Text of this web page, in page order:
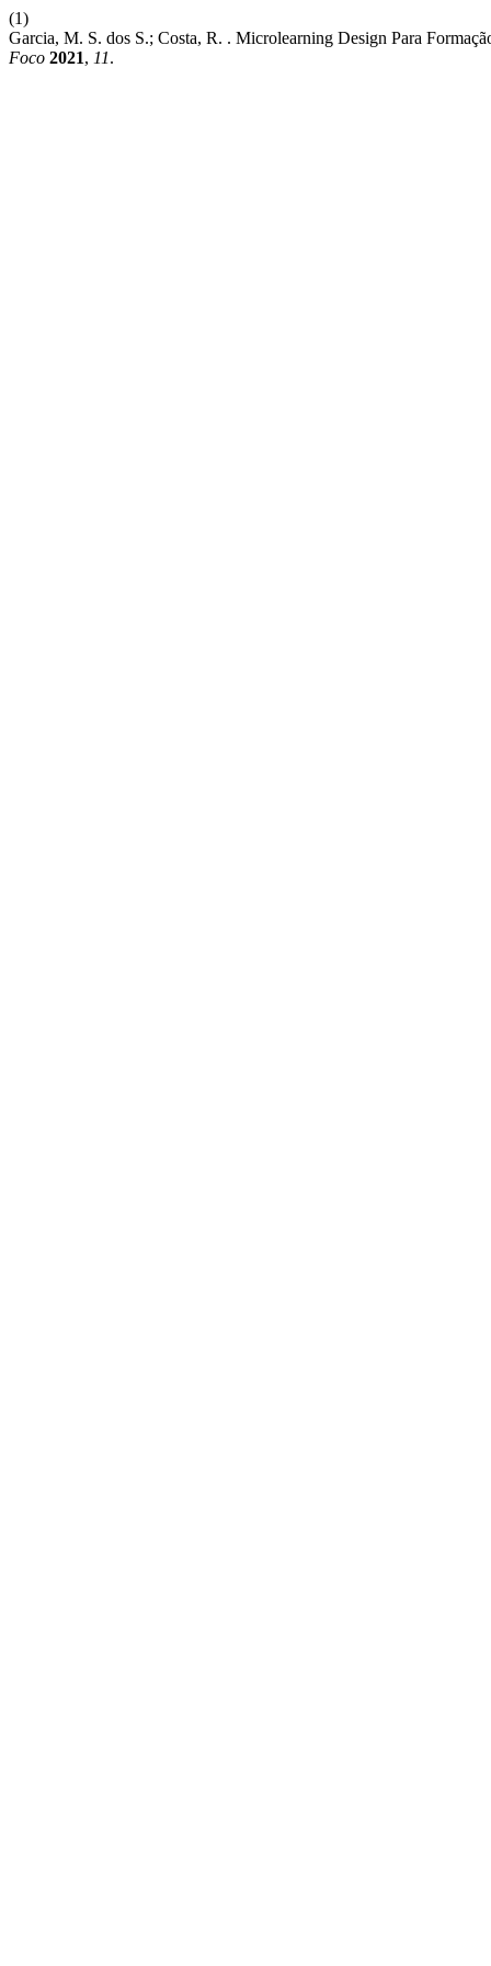
(1)
Garcia, M. S. dos S.; Costa, R. . Microlearning Design Para
Foco 2021, 11.